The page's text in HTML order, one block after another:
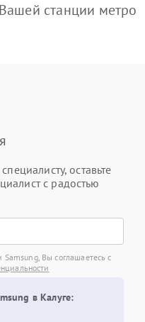
станции метро
оставьте
с радостью
Вы соглашаетесь с
в Калуге: